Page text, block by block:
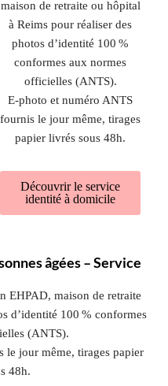
maison de retraite ou hôpital
à Reims pour réaliser des
photos d’identité 100 %
conformes aux normes
officielles (ANTS).
E‑photo et numéro ANTS
fournis le jour même, tirages
papier livrés sous 48h.
Découvrir le service
identité à domicile
âgées – Service
EHPAD, maison de retraite
d’identité 100 % conformes
(ANTS).
le jour même, tirages papier
48h.